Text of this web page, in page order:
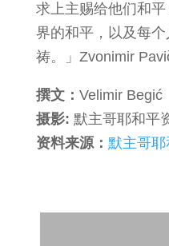
求上主赐给他们和
界的和平，以及每
祷。」Zvonimir
撰文： Velimir Begić
摄影: 默主哥耶和平
资料来源： 默主哥耶